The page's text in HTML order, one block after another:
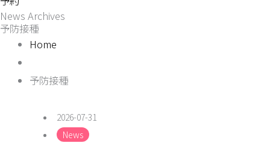
News Archives
予防接種
Home
予防接種
2026-07-31
News